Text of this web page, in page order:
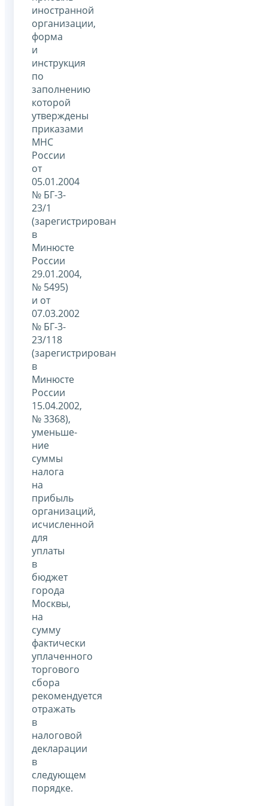
иностранной
организации,
форма
и
инструкция
по
заполнению
которой
утверждены
приказами
МНС
России
от
05.01.2004
№ БГ-3-
23/1
(зарегистрирован
в
Минюсте
России
29.01.2004,
№ 5495)
и от
07.03.2002
№ БГ-3-
23/118
(зарегистрирован
в
Минюсте
России
15.04.2002,
№ 3368),
уменьше-
ние
суммы
налога
на
прибыль
организаций,
исчисленной
для
уплаты
в
бюджет
города
Москвы,
на
сумму
фактически
уплаченного
торгового
сбора
рекомендуется
отражать
в
налоговой
декларации
в
следующем
порядке.